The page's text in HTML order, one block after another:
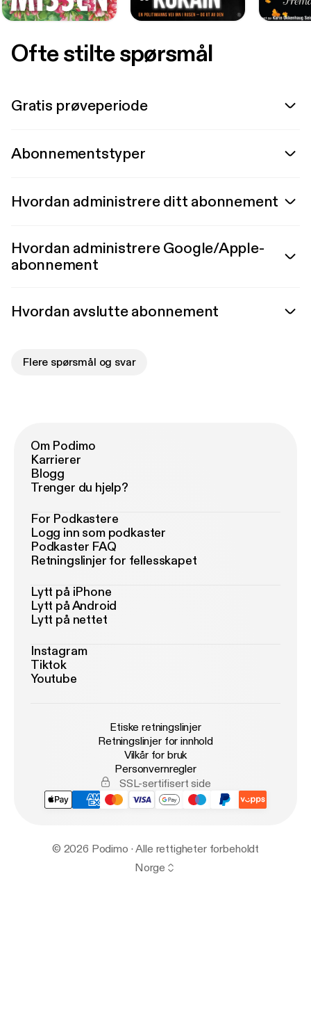
Ofte stilte spørsmål
Gratis prøveperiode
Abonnementstyper
Hvordan administrere ditt abonnement
Hvordan administrere Google/Apple-
abonnement
Hvordan avslutte abonnement
Flere spørsmål og svar
Om Podimo
Karrierer
Blogg
Trenger du hjelp?
For Podkastere
Logg inn som podkaster
Podkaster FAQ
Retningslinjer for fellesskapet
Lytt på iPhone
Lytt på Android
Lytt på nettet
Instagram
Tiktok
Youtube
Etiske retningslinjer
Retningslinjer for innhold
Vilkår for bruk
Personvernregler
SSL-sertifisert side
© 2026 Podimo · Alle rettigheter forbeholdt
Norge